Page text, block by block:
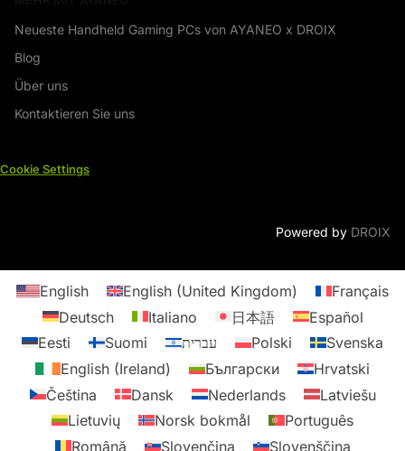
Neueste Handheld Gaming PCs von AYANEO x DROIX
Blog
Über uns
Kontaktieren Sie uns
Cookie Settings
Powered by DROIX
English English (United Kingdom)
Français
Deutsch
Italiano 日本語
Español
Eesti
Suomi עברית Polski
Svenska
English (Ireland)
Български
Hrvatski
Čeština
Dansk Nederlands
Latviešu
Lietuvių
Norsk bokmål
Português
Română
Slovenčina Slovenščina